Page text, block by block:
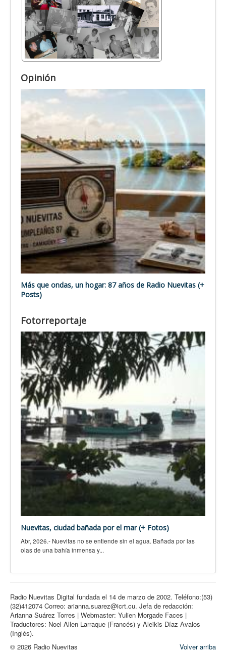
Opinión
Más que ondas, un hogar: 87 años de Radio Nuevitas (+
Posts)
Fotorreportaje
Nuevitas, ciudad bañada por el mar (+ Fotos)
Abr, 2026.- Nuevitas no se entiende sin el agua. Bañada por las
olas de una bahía inmensa y...
Radio Nuevitas Digital fundada el 14 de marzo de 2002. Teléfono:(53)
(32)412074 Correo: arianna.suarez@icrt.cu. Jefa de redacción:
Arianna Suárez Torres | Webmaster: Yulien Morgade Faces |
Traductores: Noel Allen Larraque (Francés) y Aleikis Díaz Avalos
(Inglés).
Volver arriba
© 2026 Radio Nuevitas